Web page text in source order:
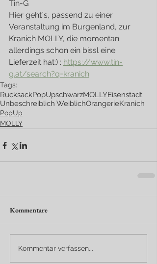
Tin-G
Hier geht`s, passend zu einer
Veranstaltung im Burgenland, zur
Kranich MOLLY, die momentan
allerdings schon ein bissl eine
Lieferzeit hat:) : https://www.tin-
g.at/search?q=kranich
Tags:
RucksackPopUpschwarzMOLLYEisenstadt
Unbeschreiblich WeiblichOrangerieKranich
PopUp
MOLLY
Kommentare
Kommentar verfassen...